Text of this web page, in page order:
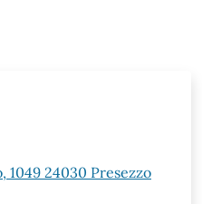
1049 24030 Presezzo